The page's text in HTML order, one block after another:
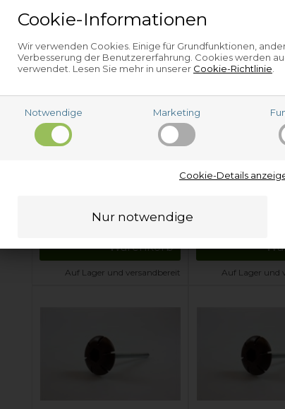
Cookie-Informationen
Wir verwenden Cookies. Einige für Grundfunktionen,
Verbesserung der Benutzererfahrung. Cookies werden
verwendet. Lesen Sie mehr in unserer Cookie-Richtlinie
Notwendige Marketing
Cookie-Details
Warenkorb
Auf Lager und versandbereit Auf Lager und